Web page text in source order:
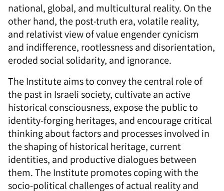
national, global, and multicultural reality. On the
other hand, the post-truth era, volatile reality,
and relativist view of value engender cynicism
and indifference, rootlessness and disorientation,
eroded social solidarity, and ignorance.
The Institute aims to convey the central role of
the past in Israeli society, cultivate an active
historical consciousness, expose the public to
identity-forging heritages, and encourage critical
thinking about factors and processes involved in
the shaping of historical heritage, current
identities, and productive dialogues between
them. The Institute promotes coping with the
socio-political challenges of actual reality and